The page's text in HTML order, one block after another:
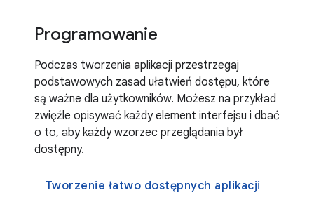
Programowanie
Podczas tworzenia aplikacji przestrzegaj
podstawowych zasad ułatwień dostępu, które
są ważne dla użytkowników. Możesz na przykład
zwięźle opisywać każdy element interfejsu i dbać
o to, aby każdy wzorzec przeglądania był
dostępny.
Tworzenie łatwo dostępnych aplikacji